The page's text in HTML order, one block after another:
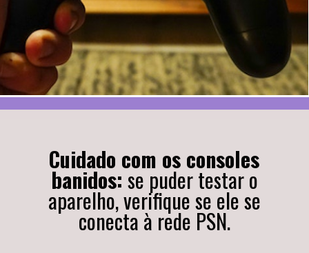
Cuidado com os consoles
banidos: se puder testar o
aparelho, verifique se ele se
conecta à rede PSN.